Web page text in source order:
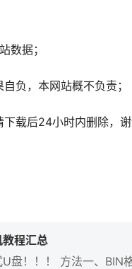
数据；
负，本网站概不负责；
载后24小时内删除，谢
程汇总
盘！！！ 方法一、BIN